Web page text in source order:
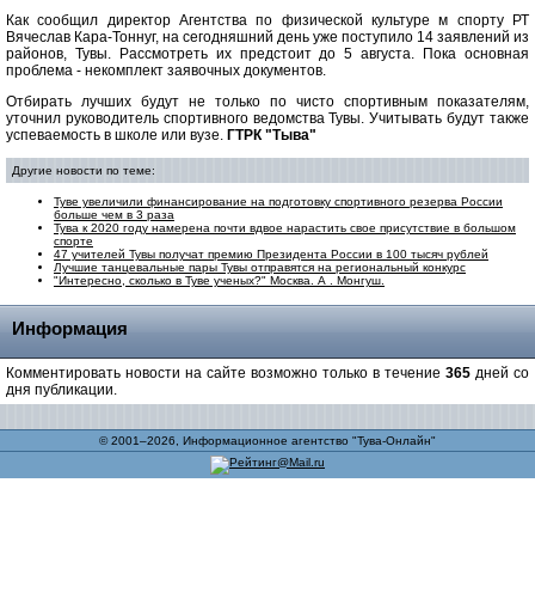
Как сообщил директор Агентства по физической культуре м спорту РТ
Вячеслав Кара-Тоннуг, на сегодняшний день уже поступило 14 заявлений из
районов, Тувы. Рассмотреть их предстоит до 5 августа. Пока основная
проблема - некомплект заявочных документов.
Отбирать лучших будут не только по чисто спортивным показателям,
уточнил руководитель спортивного ведомства Тувы. Учитывать будут также
успеваемость в школе или вузе. ГТРК "Тыва"
Другие новости по теме:
Туве увеличили финансирование на подготовку спортивного резерва России
больше чем в 3 раза
Тува к 2020 году намерена почти вдвое нарастить свое присутствие в большом
спорте
47 учителей Тувы получат премию Президента России в 100 тысяч рублей
Лучшие танцевальные пары Тувы отправятся на региональный конкурс
"Интересно, сколько в Туве ученых?" Москва. А . Монгуш.
Информация
Комментировать новости на сайте возможно только в течение 365 дней со
дня публикации.
© 2001–2026, Информационное агентство "Тува-Онлайн"